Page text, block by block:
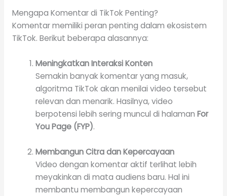
Mengapa Komentar di TikTok Penting?
Komentar memiliki peran penting dalam ekosistem
TikTok. Berikut beberapa alasannya:
Meningkatkan Interaksi Konten
Semakin banyak komentar yang masuk,
algoritma TikTok akan menilai video tersebut
relevan dan menarik. Hasilnya, video
berpotensi lebih sering muncul di halamanFor
You Page (FYP).
Membangun Citra dan Kepercayaan
Video dengan komentar aktif terlihat lebih
meyakinkan di mata audiens baru. Hal ini
membantu membangun kepercayaan